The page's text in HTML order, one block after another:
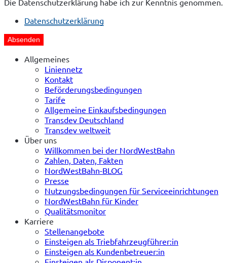
Die Datenschutzerklärung habe ich zur Kenntnis genommen.
Datenschutzerklärung
Absenden
Allgemeines
Liniennetz
Kontakt
Beförderungsbedingungen
Tarife
Allgemeine Einkaufsbedingungen
Transdev Deutschland
Transdev weltweit
Über uns
Willkommen bei der NordWestBahn
Zahlen, Daten, Fakten
NordWestBahn-BLOG
Presse
Nutzungsbedingungen für Serviceeinrichtungen
NordWestBahn für Kinder
Qualitätsmonitor
Karriere
Stellenangebote
Einsteigen als Triebfahrzeugführer:in
Einsteigen als Kundenbetreuer:in